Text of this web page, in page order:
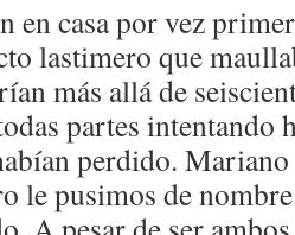
en casa por vez
lastimero que
más allá de
partes intentando
perdido. Mariano
le pusimos de